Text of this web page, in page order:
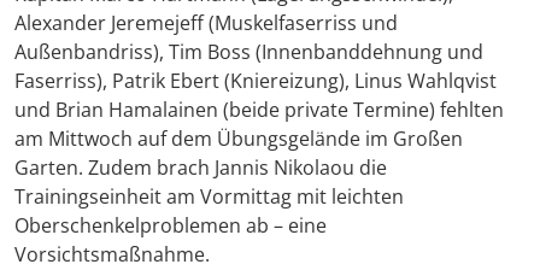
Alexander Jeremejeff (Muskelfaserriss und
Außenbandriss), Tim Boss (Innenbanddehnung und
Faserriss), Patrik Ebert (Kniereizung), Linus Wahlqvist
und Brian Hamalainen (beide private Termine) fehlten
am Mittwoch auf dem Übungsgelände im Großen
Garten. Zudem brach Jannis Nikolaou die
Trainingseinheit am Vormittag mit leichten
Oberschenkelproblemen ab – eine
Vorsichtsmaßnahme.